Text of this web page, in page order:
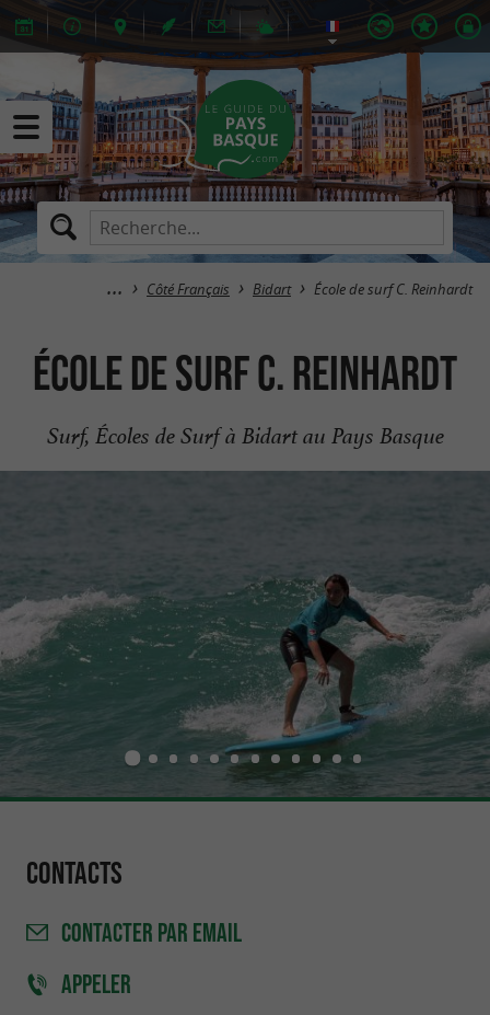
Côté Français Bidart École de surf C. Reinhardt
École de surf C. Reinhardt
Surf, Écoles de Surf à Bidart au Pays Basque
Contacts
CONTACTER PAR EMAIL
APPELER